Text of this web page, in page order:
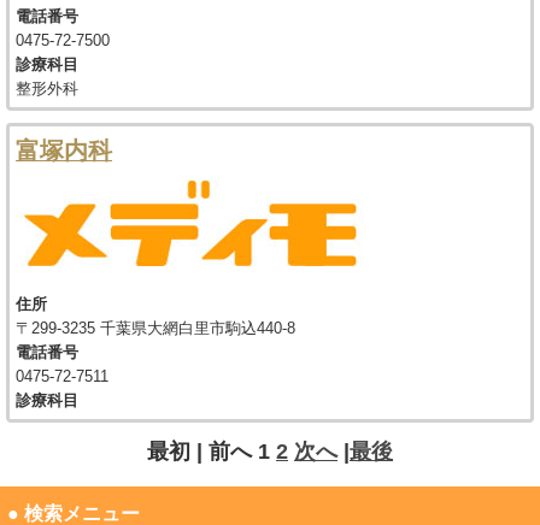
電話番号
0475-72-7500
診療科目
整形外科
富塚内科
住所
〒299-3235 千葉県大網白里市駒込440-8
電話番号
0475-72-7511
診療科目
最初 | 前へ 1 2 次へ|最後
● 検索メニュー